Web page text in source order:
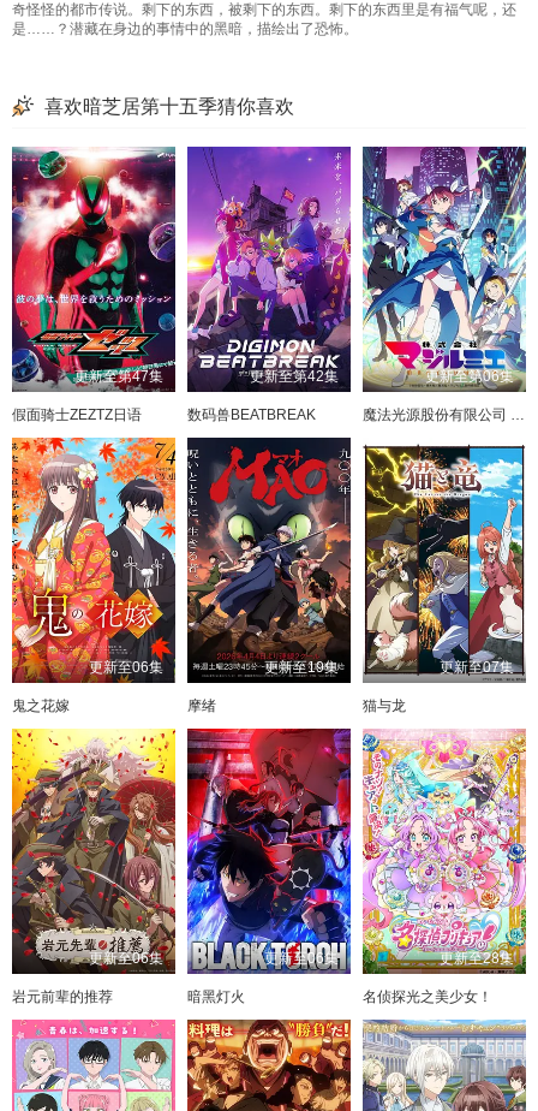
奇怪怪的都市传说。剩下的东西，被剩下的东西。剩下的东西里是有福气呢，还
是……？潜藏在身边的事情中的黑暗，描绘出了恐怖。
喜欢暗芝居第十五季猜你喜欢
更新至第47集
假面骑士ZEZTZ日语
更新至第42集
数码兽BEATBREAK
更新至第06集
魔法光源股份有限公司 第二季
更新至06集
鬼之花嫁
更新至19集
摩绪
更新至07集
猫与龙
更新至06集
岩元前辈的推荐
更新至06集
暗黑灯火
更新至28集
名侦探光之美少女！